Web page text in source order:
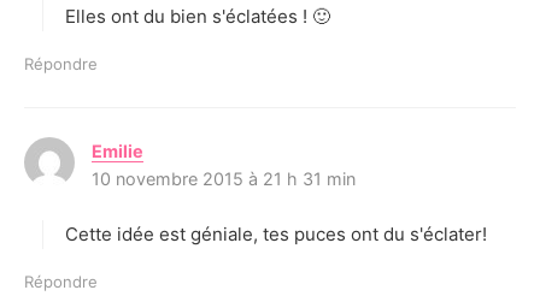
Elles ont du bien s'éclatées ! 🙂
Répondre
Emilie
i
:
10 novembre 2015 à 21 h 31 min
Cette idée est géniale, tes puces ont du s'éclater!
Répondre